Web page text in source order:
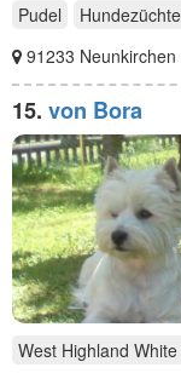
Pudel
91233 Neunkirchen
15. von Bora
West Highland